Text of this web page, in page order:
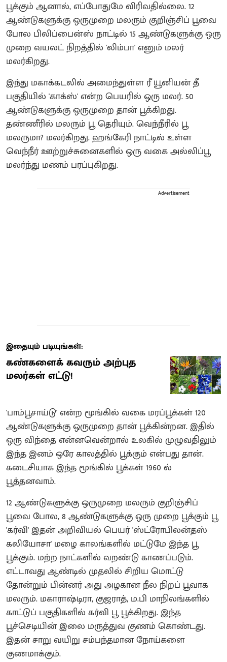
பூக்கும் ஆனால், எப்போதுமே விரிவதில்லை. 12
ஆண்டுகளுக்கு ஒருமுறை மலரும் குறிஞ்சிப் பூவை
போல பிலிப்பைன்ஸ் நாட்டில் 15 ஆண்டுகளுக்கு ஒரு
முறை வயலட் நிறத்தில் 'லிம்பா' எனும் மலர்
மலர்கிறது.
இந்து மகாக்கடலில் அமைந்துள்ள ரீ யூனியன் தீ
பகுதியில் 'காக்ஸ்' என்ற பெயரில் ஒரு மலர். 50
ஆண்டுகளுக்கு ஒருமுறை தான் பூக்கிறது.
தண்ணீரில் மலரும் பூ தெரியும். வெந்நீரில் பூ
மலருமா? மலர்கிறது. ஹங்கேரி நாட்டில் உள்ள
வெந்நீர் ஊற்றுச்சுனைகளில் ஒரு வகை அல்லிப்பூ
மலர்ந்து மணம் பரப்புகிறது.
Advertisement
இதையும் படியுங்கள்:
கண்களைக் கவரும் அற்புத
மலர்கள் எட்டு!
'பாம்பூசாய்டு' என்ற மூங்கில் வகை மரப்பூக்கள் 120
ஆண்டுகளுக்கு ஒருமுறை தான் பூக்கின்றன. இதில்
ஒரு விந்தை என்னவென்றால் உலகில் முழுவதிலும்
இந்த இனம் ஒரே காலத்தில் பூக்கும் என்பது தான்.
கடைசியாக இந்த மூங்கில் பூக்கள் 1960 ல்
பூத்தனவாம்.
12 ஆண்டுகளுக்கு ஒருமுறை மலரும் குறிஞ்சிப்
பூவை போல, 8 ஆண்டுகளுக்கு ஒரு முறை பூக்கும் பூ
'கர்வி' இதன் அறிவியல் பெயர் 'ஸ்ட்ரோபிலன்தஸ்
கலியோசா' மழை காலங்களில் மட்டுமே இந்த பூ
பூக்கும். மற்ற நாட்களில் வறண்டு காணப்படும்.
எட்டாவது ஆண்டில் முதலில் சிறிய மொட்டு
தோன்றும் பின்னர் அது அழகான நீல நிறப் பூவாக
மலரும். மகாராஷ்டிரா, குஜராத், ம.பி மாநிலங்களில்
காட்டுப் பகுதிகளில் கர்வி பூ பூக்கிறது. இந்த
பூச்செடியின் இலை மருத்துவ குணம் கொண்டது.
இதன் சாறு வயிறு சம்பந்தமான நோய்களை
குணமாக்கும்.